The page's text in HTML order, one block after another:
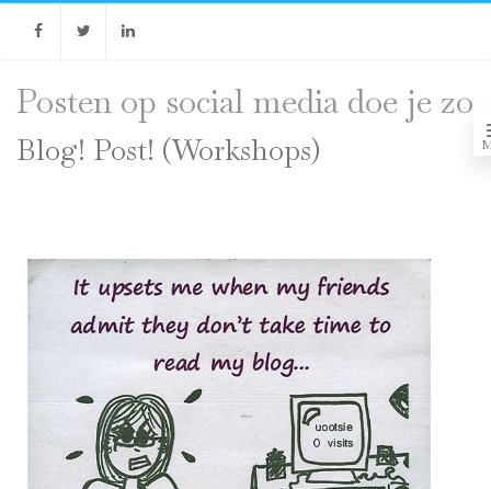
FacebookTwitter
Posten op social media doe je zo
Blog! Post! (Workshops)